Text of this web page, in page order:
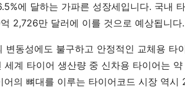
에 달하는 가파른 성장세입니다. 국내
2,726만 달러에 이를 것으로 예상됩니다.
변동성에도 불구하고 안정적인 교체용 타
계 타이어 생산량 중 신차용 타이어는
어의 뼈대를 이루는 타이어코드 시장 역